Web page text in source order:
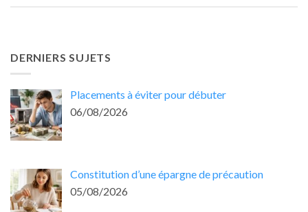
DERNIERS SUJETS
Placements à éviter pour débuter
06/08/2026
Constitution d’une épargne de précaution
05/08/2026